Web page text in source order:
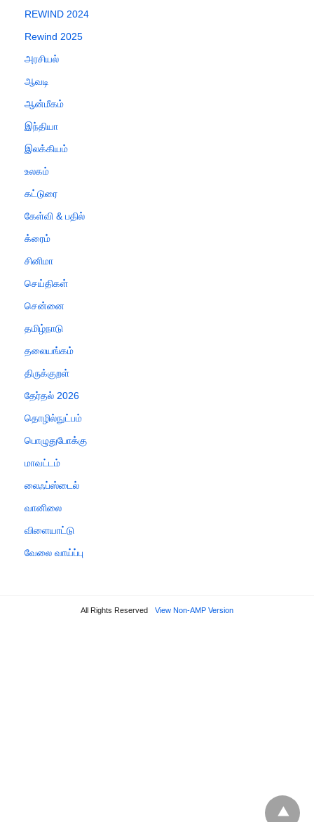
REWIND 2024
Rewind 2025
அரசியல்
ஆவடி
ஆன்மீகம்
இந்தியா
இலக்கியம்
உலகம்
கட்டுரை
கேள்வி & பதில்
க்ரைம்
சினிமா
செய்திகள்
சென்னை
தமிழ்நாடு
தலையங்கம்
திருக்குறள்
தேர்தல் 2026
தொழில்நுட்பம்
பொழுதுபோக்கு
மாவட்டம்
லைஃப்ஸ்டைல்
வானிலை
விளையாட்டு
வேலை வாய்ப்பு
All Rights Reserved View Non-AMP Version